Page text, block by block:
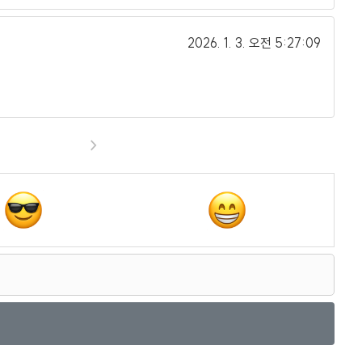
2026. 1. 3. 오전 5:27:09
>